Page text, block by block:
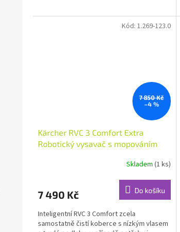
7 850 Kč
–4 %
Kärcher RVC 3 Comfort Extra
Robotický vysavač s mopováním
Skladem (1 ks)
7 490 Kč Do košíku
Inteligentní RVC 3 Comfort zcela
samostatně čistí koberce s nízkým vlasem
Kód: 1.269-123.0